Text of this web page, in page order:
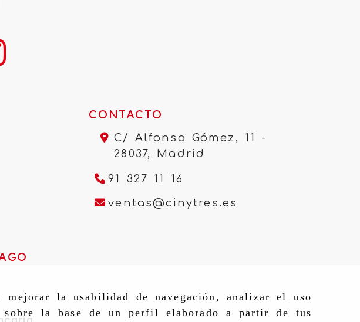
la usabilidad de navegación, analizar el uso
la base de un perfil elaborado a partir de tus
CONTACTO
C/ Alfonso Gómez, 11 -
28037, Madrid
91 327 11 16
ventas cinytres.es